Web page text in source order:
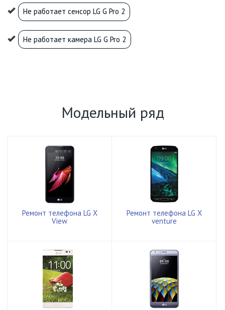
Не работает сенсор LG G Pro 2
Не работает камера LG G Pro 2
Модельный ряд
Ремонт телефона LG X
View
Ремонт телефона LG X
venture